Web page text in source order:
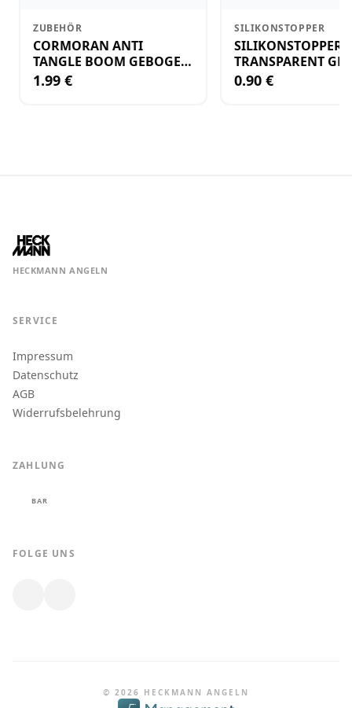
ZUBEHÖR
CORMORAN ANTI
TANGLE BOOM GEBOGEN
12CM M.WIRBEL(PLASTIK)
1.99 €
SILIKONSTOPPER
SILIKONSTOPPER
TRANSPARENT
KLEIN
0.90 €
HECKMANN ANGELN
SERVICE
Impressum
Datenschutz
AGB
Widerrufsbelehrung
ZAHLUNG
BAR
FOLGE UNS
© 2026 HECKMANN ANGELN